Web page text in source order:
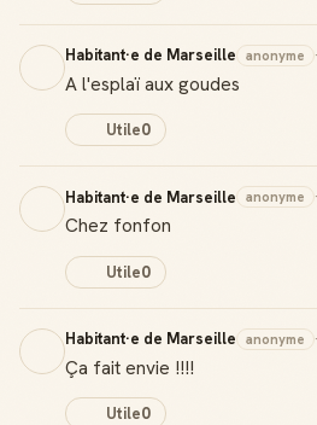
Habitant·e de Marseille anonyme
A l'esplaï aux goudes
Utile0
Habitant·e de Marseille anonyme
Chez fonfon
Utile0
Habitant·e de Marseille anonyme
Ça fait envie !!!!
Utile0